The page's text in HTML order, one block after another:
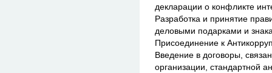
декларации о конфликте
Разработка и принятие
деловыми подарками и
Присоединение к
Введение в договоры,
организации, стандартной